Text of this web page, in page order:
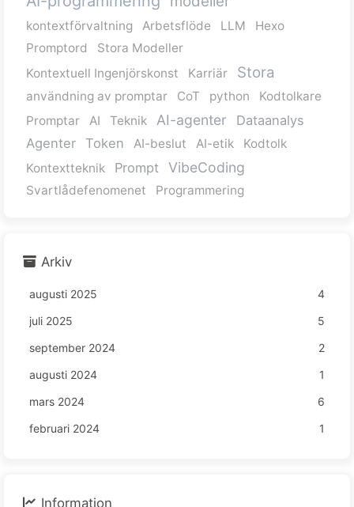
kontextförvaltning Arbetsflöde LLM
Hexo
Promptord
Stora Modeller
Kontextuell Ingenjörskonst
Karriär Stora
användning av promptar CoT python
Kodtolkare
Promptar
AI Teknik AI-agenter
Dataanalys
Agenter
Token AI-beslut AI-etik
Kodtolk
Kontextteknik
Prompt VibeCoding
Svartlådefenomenet Programmering
Arkiv
augusti 2025
4
juli 2025
5
september 2024
2
augusti 2024
1
mars 2024
6
februari 2024
1
Information